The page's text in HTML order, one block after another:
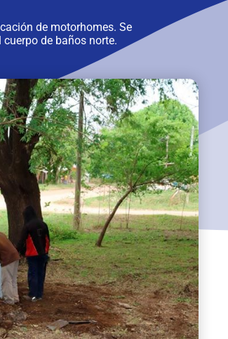
de motorhomes. Se
de baños norte.